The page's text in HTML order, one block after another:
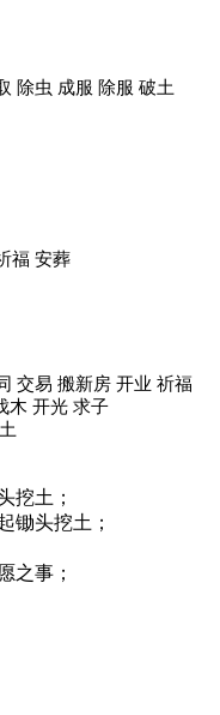
除虫 成服 除服 破土
福 安葬
交易 搬新房 开业 祈福
木 开光 求子
挖土；
锄头挖土；
之事；